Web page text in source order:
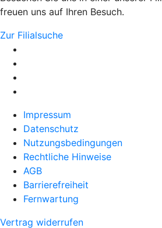
freuen uns auf Ihren Besuch.
Zur Filialsuche
Impressum
Datenschutz
Nutzungsbedingungen
Rechtliche Hinweise
AGB
Barrierefreiheit
Fernwartung
Vertrag widerrufen